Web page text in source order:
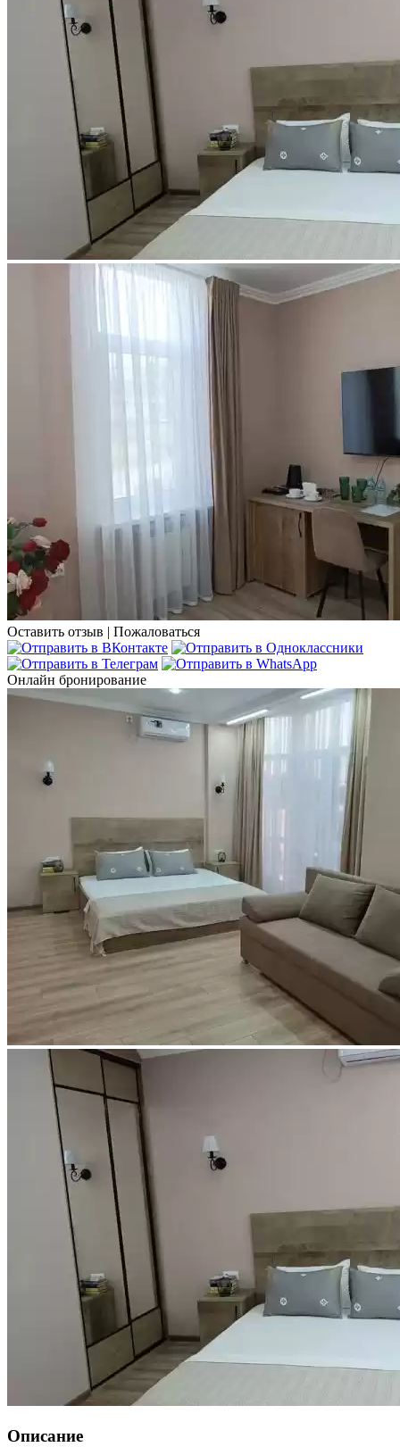
Оставить отзыв | Пожаловаться
Онлайн бронирование
Описание